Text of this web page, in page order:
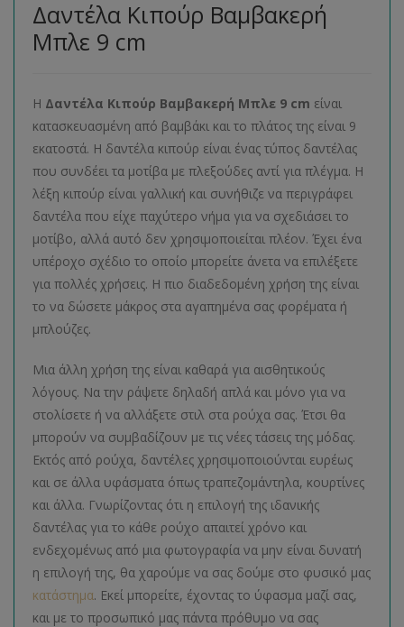
Δαντέλα Κιπούρ Βαμβακερή
Μπλε 9 cm
Η Δαντέλα Κιπούρ Βαμβακερή Μπλε 9 cm είναι
κατασκευασμένη από βαμβάκι και το πλάτος της είναι 9
εκατοστά. Η δαντέλα κιπούρ είναι ένας τύπος δαντέλας
που συνδέει τα μοτίβα με πλεξούδες αντί για πλέγμα. Η
λέξη κιπούρ είναι γαλλική και συνήθιζε να περιγράφει
δαντέλα που είχε παχύτερο νήμα για να σχεδιάσει το
μοτίβο, αλλά αυτό δεν χρησιμοποιείται πλέον. Έχει ένα
υπέροχο σχέδιο το οποίο μπορείτε άνετα να επιλέξετε
για πολλές χρήσεις. Η πιο διαδεδομένη χρήση της είναι
το να δώσετε μάκρος στα αγαπημένα σας φορέματα ή
μπλούζες.
Μια άλλη χρήση της είναι καθαρά για αισθητικούς
λόγους. Να την ράψετε δηλαδή απλά και μόνο για να
στολίσετε ή να αλλάξετε στιλ στα ρούχα σας. Έτσι θα
μπορούν να συμβαδίζουν με τις νέες τάσεις της μόδας.
Εκτός από ρούχα, δαντέλες χρησιμοποιούνται ευρέως
και σε άλλα υφάσματα όπως τραπεζομάντηλα, κουρτίνες
και άλλα. Γνωρίζοντας ότι η επιλογή της ιδανικής
δαντέλας για το κάθε ρούχο απαιτεί χρόνο και
ενδεχομένως από μια φωτογραφία να μην είναι δυνατή
η επιλογή της, θα χαρούμε να σας δούμε στο φυσικό μας
κατάστημα. Εκεί μπορείτε, έχοντας το ύφασμα μαζί σας,
και με το προσωπικό μας πάντα πρόθυμο να σας